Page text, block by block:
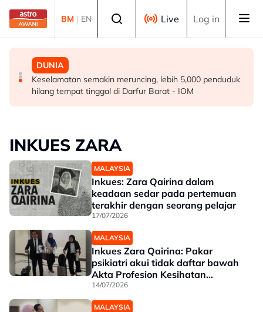
Skip to main content
BM | EN Live Log in
MALAYSIA
Sembilan kawasan di Sarawak catat IPU tidak sihat
DUNIA
Sekitar 400 orang terkandas, tanah runtuh di tengah
Jepun
DUNIA
Keselamatan semakin meruncing, lebih 5,000 penduduk
hilang tempat tinggal di Darfur Barat - IOM
INKUES ZARA
MALAYSIA
Inkues: Zara Qairina dalam
keadaan sedar pada pertemuan
terakhir dengan seorang pelajar
17/07/2026
MALAYSIA
Inkues Zara Qairina: Pakar
psikiatri akui tidak daftar bawah
Akta Profesion Kesihatan
Bersekutu 2016
14/07/2026
MALAYSIA